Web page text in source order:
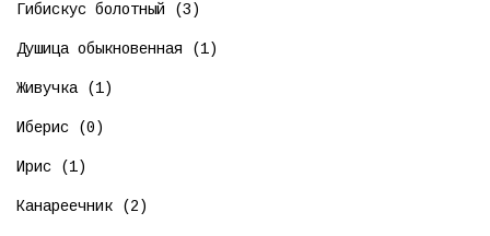
Гибискус болотный (3)
Душица обыкновенная (1)
Живучка (1)
Иберис (0)
Ирис (1)
Канареечник (2)